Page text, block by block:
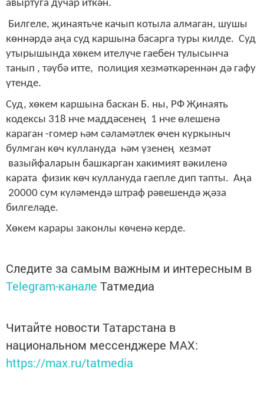
авыртуга дучар иткән.
Билгеле, җинаятьче качып котыла алмаган, шушы
көннәрдә аңа суд каршына басарга туры килде. Суд
утырышында хөкем ителүче гаебен тулысынча
танып , тәүбә итте, полиция хезмәткәреннән дә гафу
үтенде.
Суд, хөкем каршына баскан Б. ны, РФ Җинаять
кодексы 318 нче маддәсенең 1 нче өлешенә
караган -гомер һәм сәламәтлек өчен куркыныч
булмган көч куллануда һәм үзенең хезмәт
вазыйфаларын башкарган хакимият вәкиленә
карата физик көч куллануда гаепле дип тапты. Аңа
20000 сум күләмендә штраф рәвешендә җәза
билгеләде.
Хөкем карары законлы көченә керде.
Следите за самым важным и интересным в
Telegram-канале Татмедиа
Читайте новости Татарстана в
национальном мессенджере MАХ:
https://max.ru/tatmedia